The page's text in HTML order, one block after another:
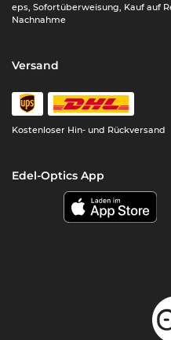
eps, Sofortüberweisung, Kauf auf
Nachnahme
Versand
Kostenloser Hin- und Rückversand
Edel-Optics App